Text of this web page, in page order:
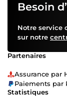
Besoin
Notre service
sur notre
Partenaires
Assurance par
Paiements par
Statistiques